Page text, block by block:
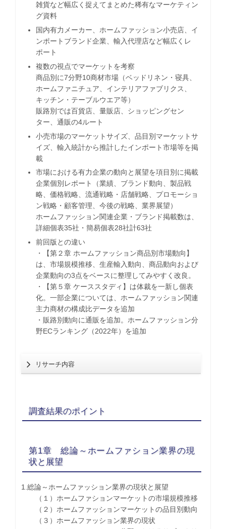
雑貨など幅広く捉えてまとめた稀有なマーケティン
グ資料
国内有力メーカー、ホームファッション小売店、イ
ンポートブランド企業、輸入代理店など幅広くレ
ポート
複数の視点でマーケットを考察
商品別に7分野10商材市場（ベッドリネン・寝具、
ホームファニチュア、インテリアファブリクス、
キッチン・テーブルウエア等）
販路別では百貨店、量販店、ショッピングセン
ター、通販の4ルート
小売市場のマーケットサイズ、品目別マーケットサ
イズ、輸入統計から推計したインポート市場等を掲
載
市場における有力企業の動向と展望を項目別に掲載
企業個別レポート（業績、ブランド動向、製品戦
略、価格戦略、流通戦略・店舗戦略、プロモーショ
ン戦略・顧客管理、今後の戦略、業界展望）
ホームファッション関連企業・ブランド掲載数は、
詳細個表35社・簡易個表28社計63社
前回版との違い
・【第２章 ホームファッション商品別市場動向】
は、市場規模推移、生産輸入動向、商品動向および
企業動向の3点をベースに整理してみやすく改良。
・【第５章 ケーススタディ】は体裁を一新し個表
化。一部企業については、ホームファッション関連
主力商材の構成比データを追加
・販路別動向に通販を追加。ホームファッション分
野ECランキング（2022年）を追加
リサーチ内容
調査結果のポイント
第1章 総論～ホームファション業界の現
状と展望
1.総論～ホームファッション業界の現状と展望
（１）ホームファションマーケットの市場規模推移
（２）ホームファッションマーケットの品目別動向
（３）ホームファッション業界の現状